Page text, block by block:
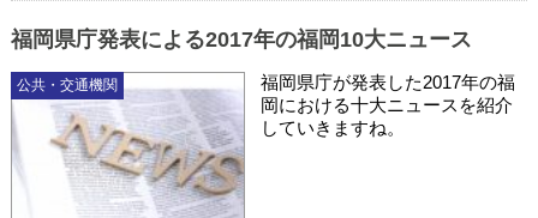
公共・交通機関
福岡県庁発表による2017年の福岡10大ニュース
福岡県庁が発表した2017年の福
岡における十大ニュースを紹介
していきますね。